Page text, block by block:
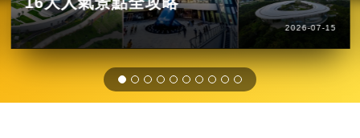
2026-07-15